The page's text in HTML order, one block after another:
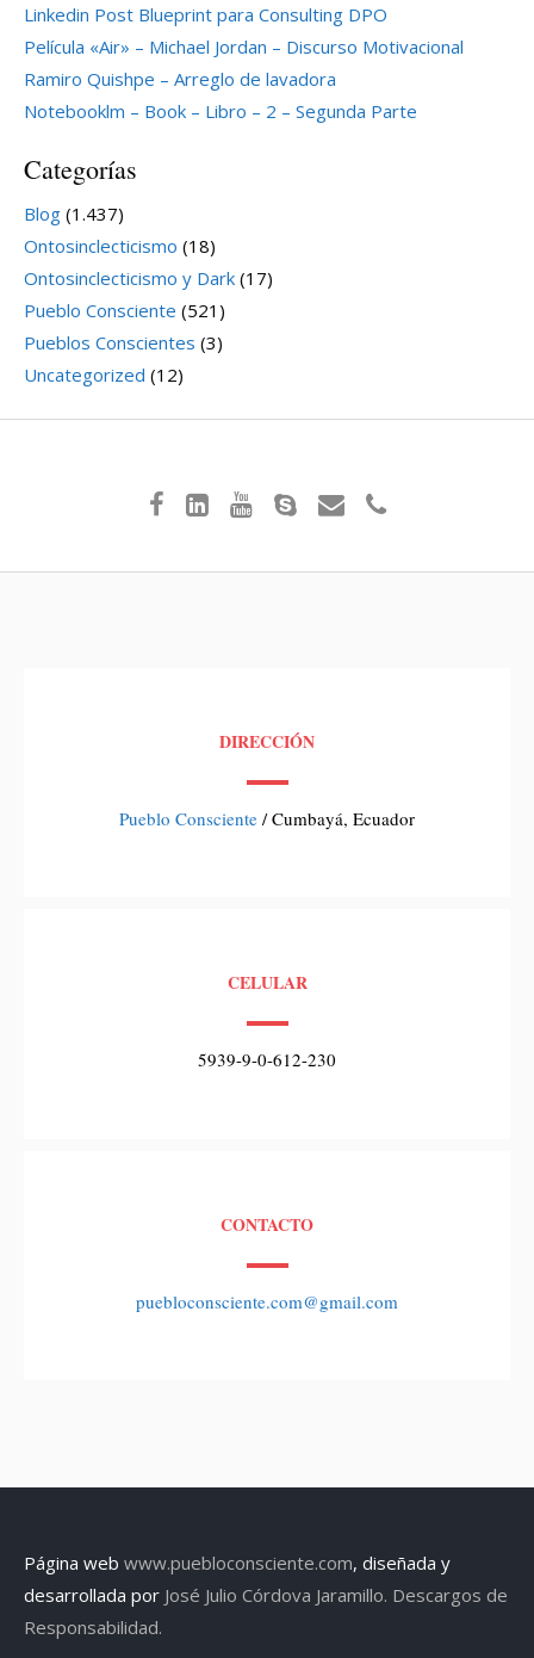
Linkedin Post Blueprint para Consulting DPO
Película «Air» – Michael Jordan – Discurso Motivacional
Ramiro Quishpe – Arreglo de lavadora
Notebooklm – Book – Libro – 2 – Segunda Parte
Categorías
Blog (1.437)
Ontosinclecticismo (18)
Ontosinclecticismo y Dark (17)
Pueblo Consciente (521)
Pueblos Conscientes (3)
Uncategorized (12)
DIRECCIÓN
Pueblo Consciente / Cumbayá, Ecuador
CELULAR
5939-9-0-612-230
CONTACTO
puebloconsciente.com@gmail.com
Página web www.puebloconsciente.com, diseñada y
desarrollada por José Julio Córdova Jaramillo. Descargos de
Responsabilidad.